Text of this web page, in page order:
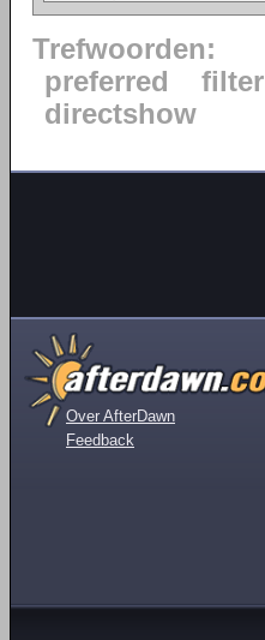
Trefwoorden:
preferred
filter
directshow
Over AfterDawn
Feedback